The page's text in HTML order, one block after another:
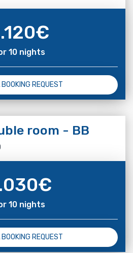
€
10 nights
REQUEST
room - BB
€
10 nights
REQUEST